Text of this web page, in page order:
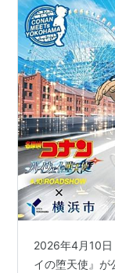
2026年4月10日
イの堕天使』